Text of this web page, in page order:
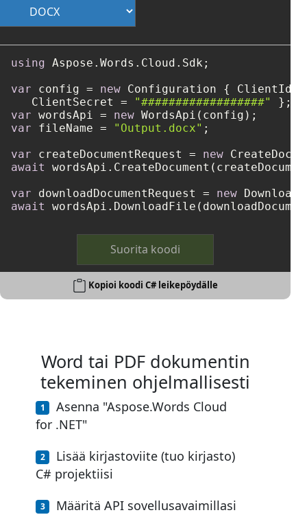
using Aspose.Words.Cloud.Sdk;
var config = new Configuration { ClientId
   ClientSecret =
"##################"
var wordsApi = new
var fileName = "Output.docx" ;
var createDocumentRequest = new
await
var downloadDocumentRequest = new
await
Suorita koodi
Kopioi koodi C# leikepöydälle
Word tai PDF dokumentin
tekeminen ohjelmallisesti
Asenna "Aspose.Words Cloud
for .NET"
Lisää kirjastoviite (tuo kirjasto)
C# projektiisi
Määritä API sovellusavaimillasi